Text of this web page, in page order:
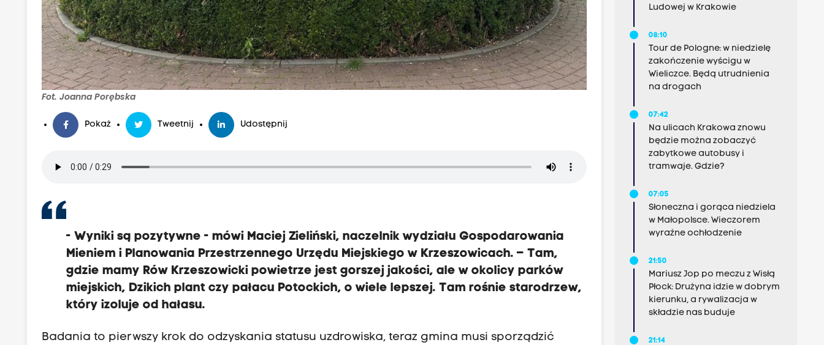
Fot. Joanna Porębska
Pokaż Tweetnij Udostępnij
- Wyniki są pozytywne - mówi Maciej Zieliński, naczelnik wydziału Gospodarowania
Mieniem i Planowania Przestrzennego Urzędu Miejskiego w Krzeszowicach. – Tam,
gdzie mamy Rów Krzeszowicki powietrze jest gorszej jakości, ale w okolicy parków
miejskich, Dzikich plant czy pałacu Potockich, o wiele lepszej. Tam rośnie starodrzew,
który izoluje od hałasu.
Badania to pierwszy krok do odzyskania statusu uzdrowiska, teraz gmina musi sporządzić
Ludowej w Krakowie
08:10
Tour de Pologne: w niedzielę
zakończenie wyścigu w
Wieliczce. Będą utrudnienia
na drogach
07:42
Na ulicach Krakowa znowu
będzie można zobaczyć
zabytkowe autobusy i
tramwaje. Gdzie?
07:05
Słoneczna i gorąca niedziela
w Małopolsce. Wieczorem
wyraźne ochłodzenie
21:50
Mariusz Jop po meczu z Wisłą
Płock: Drużyna idzie w dobrym
kierunku, a rywalizacja w
składzie nas buduje
21:14